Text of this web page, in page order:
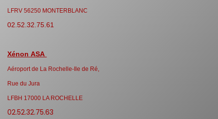
LFRV 56250 MONTERBLANC
02.52.32.75.61
Xénon ASA
Aéroport de La Rochelle-Ile de Ré,
Rue du Jura
LFBH 17000 LA ROCHELLE
02.52.32.75.63